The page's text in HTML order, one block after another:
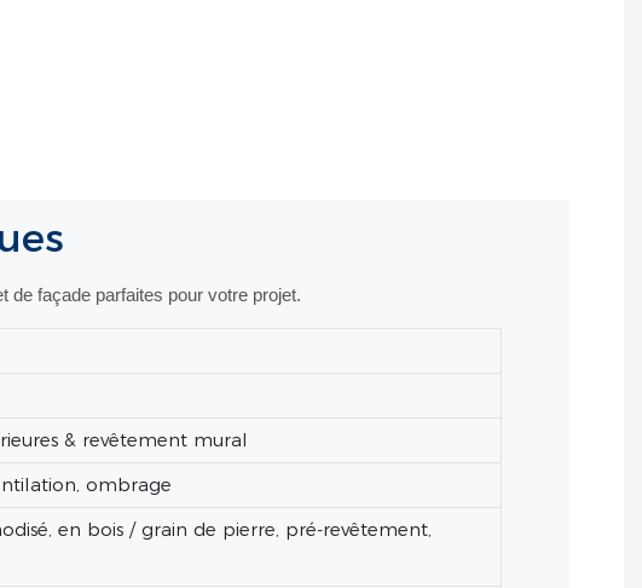
de façade parfaites pour votre projet.
& revêtement mural
ombrage
en bois / grain de pierre, pré-revêtement,